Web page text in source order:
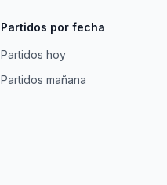
Partidos por fecha
Partidos hoy
Partidos mañana